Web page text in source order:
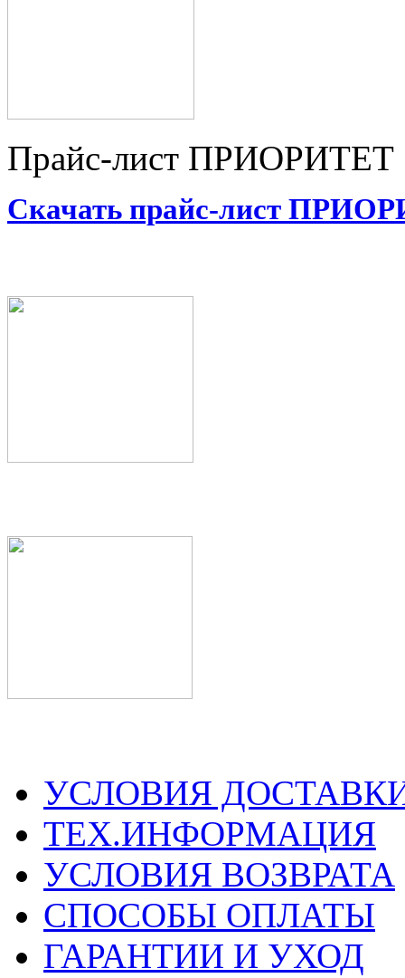
Прайс-лист ПРИОРИТЕТ
Скачать прайс-лист
УСЛОВИЯ
ТЕХ.ИНФОРМАЦИЯ
УСЛОВИЯ ВОЗВРАТА
СПОСОБЫ ОПЛАТЫ
ГАРАНТИИ И УХОД